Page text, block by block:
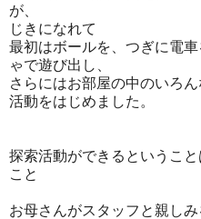
が、
じきになれて
最初はボールを、つぎに電
ゃで遊び出し、
さらにはお部屋の中のいろ
活動をはじめました。
探索活動ができるというこ
こと
お母さんがスタッフと親し